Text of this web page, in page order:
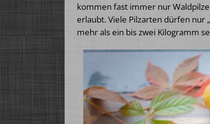
kommen fast immer nur
erlaubt. Viele Pilzarten dürfen nur
mehr als ein bis zwei Kilogramm